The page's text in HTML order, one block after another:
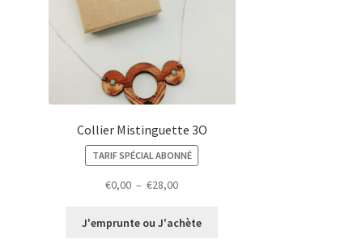
Collier Mistinguette 3O
TARIF SPÉCIAL ABONNÉ
€0,00 – €28,00Plage
prix :
J'emprunte ou J'achète